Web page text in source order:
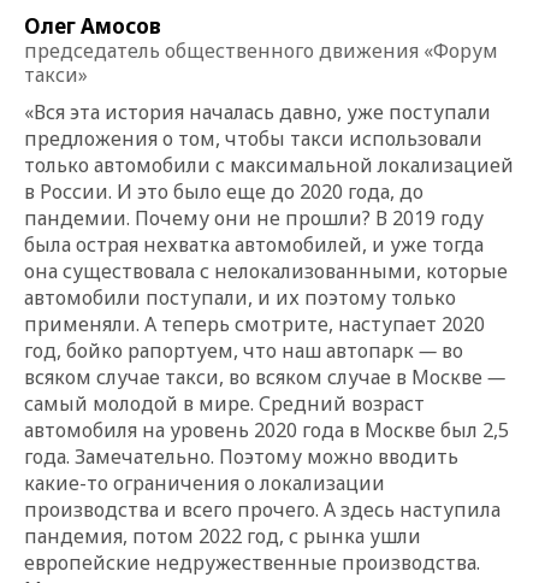
Олег Амосов
председатель общественного движения «Форум
такси»
«Вся эта история началась давно, уже поступали
предложения о том, чтобы такси использовали
только автомобили с максимальной локализацией
в России. И это было еще до 2020 года, до
пандемии. Почему они не прошли? В 2019 году
была острая нехватка автомобилей, и уже тогда
она существовала с нелокализованными, которые
автомобили поступали, и их поэтому только
применяли. А теперь смотрите, наступает 2020
год, бойко рапортуем, что наш автопарк— во
всяком случае такси, во всяком случае в Москве—
самый молодой в мире. Средний возраст
автомобиля на уровень 2020 года в Москве был 2,5
года. Замечательно. Поэтому можно вводить
какие-то ограничения о локализации
производства и всего прочего. А здесь наступила
пандемия, потом 2022 год, с рынка ушли
европейские недружественные производства.